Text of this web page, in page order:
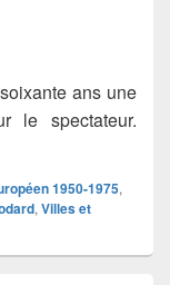
ans une
le spectateur.
1950-1975,
, Villes et